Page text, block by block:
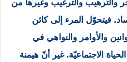
والترهيب والترغيب وغيرها من
فيتحوّل المرء إلى كائن
والأوامر والنواهي في
الاجتماعيّة. غير أنّ هيمنة